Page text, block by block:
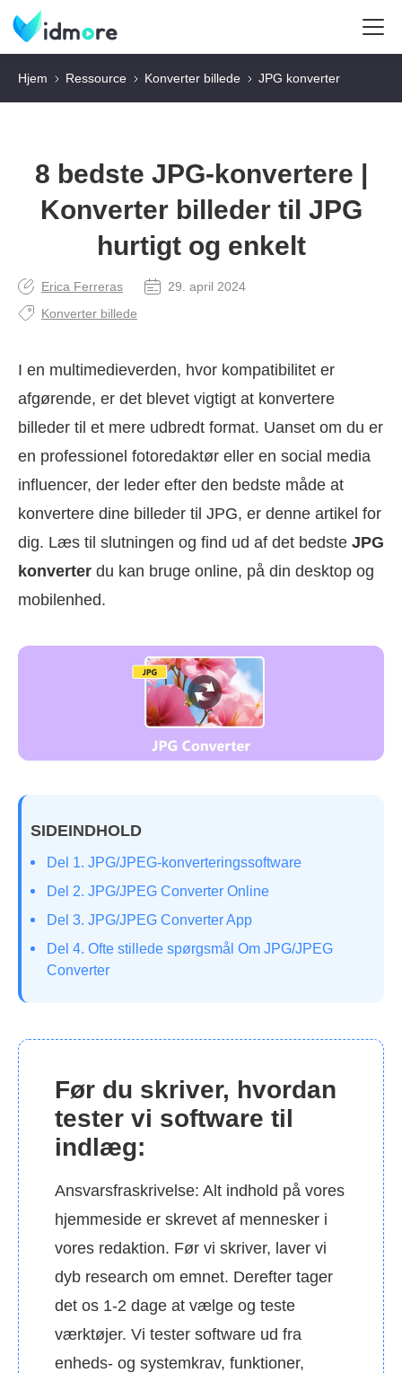
Hjem Ressource Konverter billede JPG konverter
8 bedste JPG-konvertere |
Konverter billeder til JPG
hurtigt og enkelt
Erica Ferreras
29. april 2024
Konverter billede
I en multimedieverden, hvor kompatibilitet er
afgørende, er det blevet vigtigt at konvertere
billeder til et mere udbredt format. Uanset om du er
en professionel fotoredaktør eller en social media
influencer, der leder efter den bedste måde at
konvertere dine billeder til JPG, er denne artikel for
dig. Læs til slutningen og find ud af det bedste JPG
konverter du kan bruge online, på din desktop og
mobilenhed.
SIDEINDHOLD
Del 1. JPG/JPEG-konverteringssoftware
Del 2. JPG/JPEG Converter Online
Del 3. JPG/JPEG Converter App
Del 4. Ofte stillede spørgsmål Om JPG/JPEG
Converter
Før du skriver, hvordan
tester vi software til
indlæg:
Ansvarsfraskrivelse: Alt indhold på vores
hjemmeside er skrevet af mennesker i
vores redaktion. Før vi skriver, laver vi
dyb research om emnet. Derefter tager
det os 1-2 dage at vælge og teste
værktøjer. Vi tester software ud fra
enheds- og systemkrav, funktioner,